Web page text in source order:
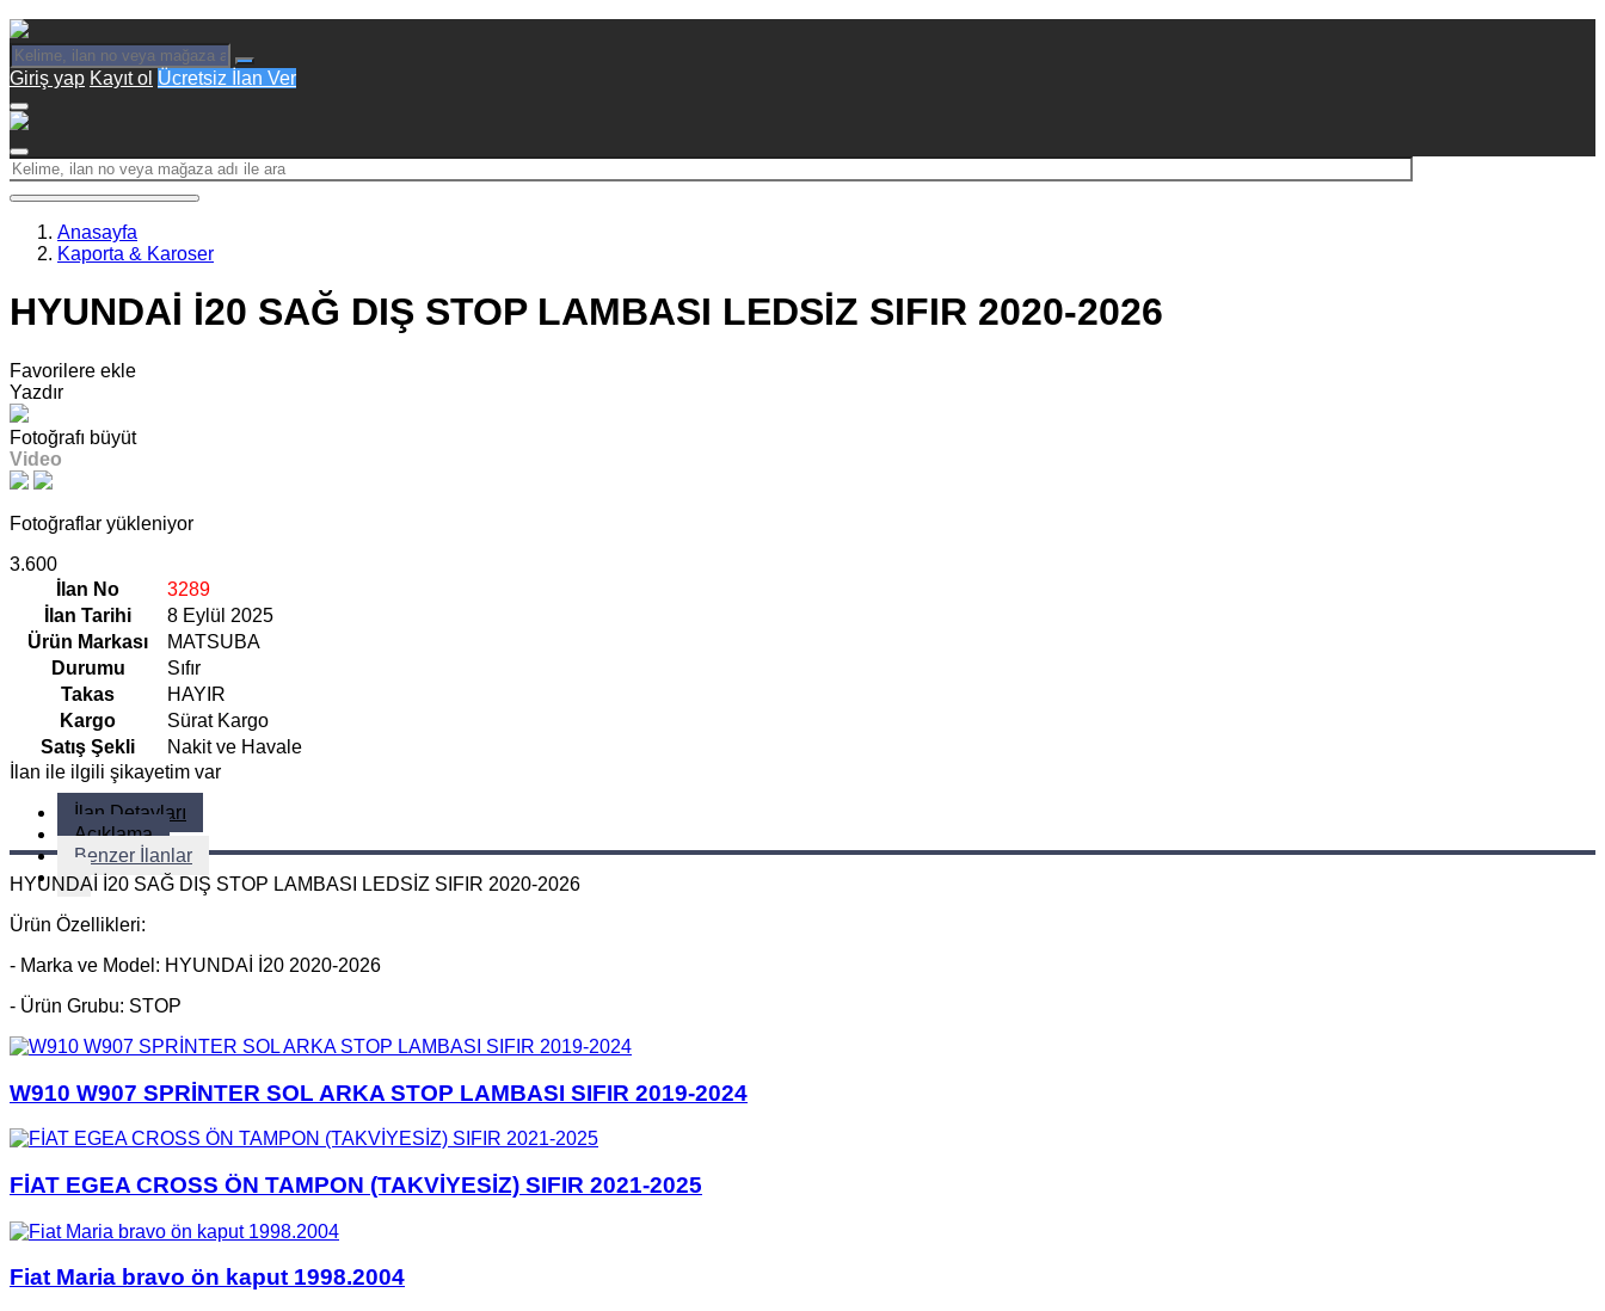
Giriş yap Kayıt ol Ücretsiz İlan Ver
Anasayfa
Kaporta & Karoser
HYUNDAİ İ20 SAĞ DIŞ STOP LAMBASI LEDSİZ SIFIR 2020-2026
Favorilere ekle
Yazdır
Fotoğrafı büyüt
Video
Fotoğraflar yükleniyor
3.600
İlan No
3289
İlan Tarihi
8 Eylül 2025
Ürün Markası
MATSUBA
Durumu
Sıfır
Takas
HAYIR
Kargo
Sürat Kargo
Satış Şekli
Nakit ve Havale
İlan ile ilgili şikayetim var
İlan Detayları
Açıklama
Benzer İlanlar
HYUNDAİ İ20 SAĞ DIŞ STOP LAMBASI LEDSİZ SIFIR 2020-2026
Ürün Özellikleri:
- Marka ve Model: HYUNDAİ İ20 2020-2026
- Ürün Grubu: STOP
W910 W907 SPRİNTER SOL ARKA STOP LAMBASI SIFIR 2019-2024
FİAT EGEA CROSS ÖN TAMPON (TAKVİYESİZ) SIFIR 2021-2025
Fiat Maria bravo ön kaput 1998.2004